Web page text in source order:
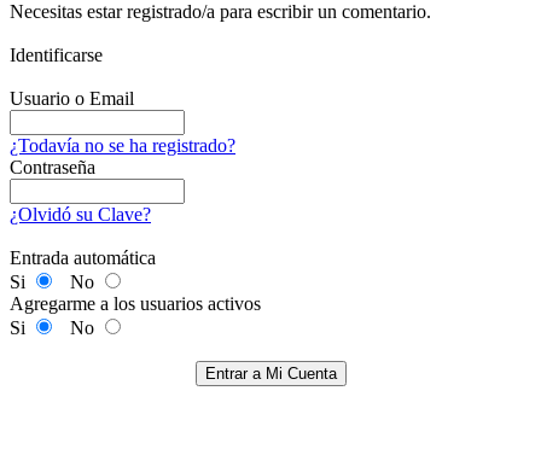
Necesitas estar registrado/a para escribir un comentario.
Identificarse
Usuario o Email
¿Todavía no se ha registrado?
Contraseña
¿Olvidó su Clave?
Entrada automática
Si
No
Agregarme a los usuarios activos
Si
No
Entrar a Mi Cuenta